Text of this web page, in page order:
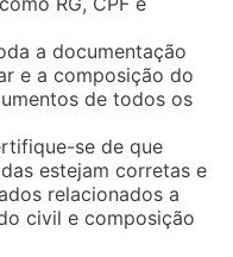
a documentação
e a composição do
de todos os
se de que
estejam corretas e
relacionados a
civil e composição